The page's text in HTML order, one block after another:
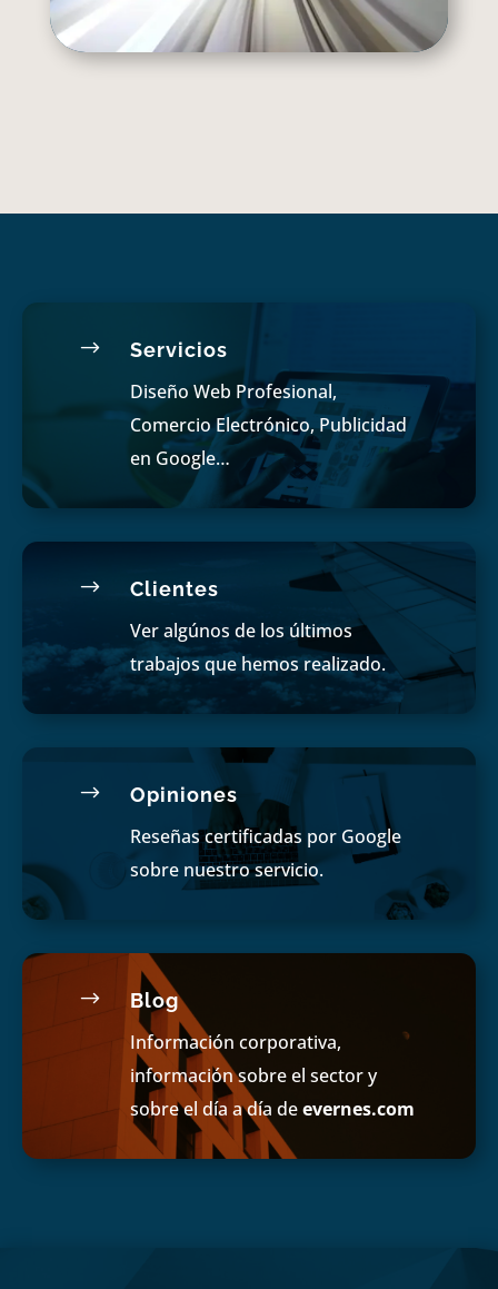
$ Servicios
Diseño Web Profesional,
Comercio Electrónico, Publicidad
en Google…
$ Clientes
Ver algúnos de los últimos
trabajos que hemos realizado.
$ Opiniones
Reseñas certificadas por Google
sobre nuestro servicio.
$ Blog
Información corporativa,
información sobre el sector y
sobre el día a día deevernes.com